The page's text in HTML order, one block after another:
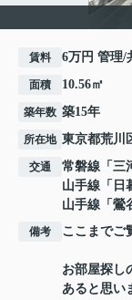
賃料 6万円 管理/
面積 10.56㎡
築年数 築15年
所在地 東京都荒川
交通 常磐線 「 三
山手線 「 日
山手線 「 鶯
備考 ここまでご
お部屋探し
あると思い